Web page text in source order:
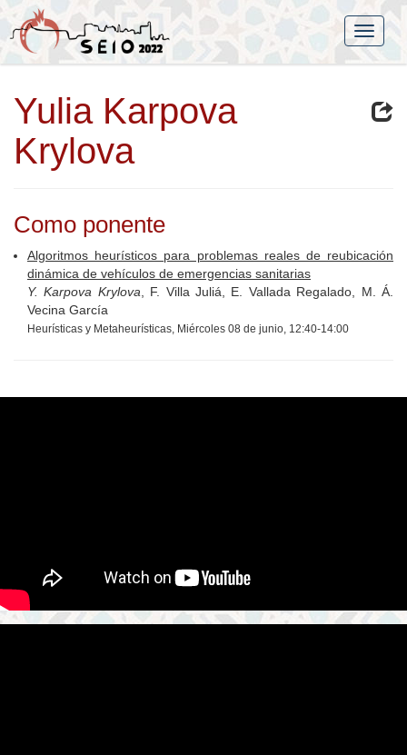
Yulia Karpova
Krylova
Como ponente
Algoritmos heurísticos para problemas reales de reubicación
dinámica de vehículos de emergencias sanitarias
Y. Karpova Krylova , F. Villa Juliá, E. Vallada Regalado, M. Á.
Vecina García
Heurísticas y Metaheurísticas, Miércoles 08 de junio, 12:40-14:00